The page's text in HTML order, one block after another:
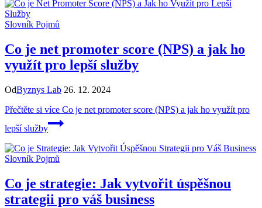
Slovník Pojmů
Co je net promoter score (NPS) a jak ho
využít pro lepší služby
OdByznys Lab 26. 12. 2024
Přečtěte si více Co je net promoter score (NPS) a jak ho využít pro
lepší služby
Slovník Pojmů
Co je strategie: Jak vytvořit úspěšnou
strategii pro váš business